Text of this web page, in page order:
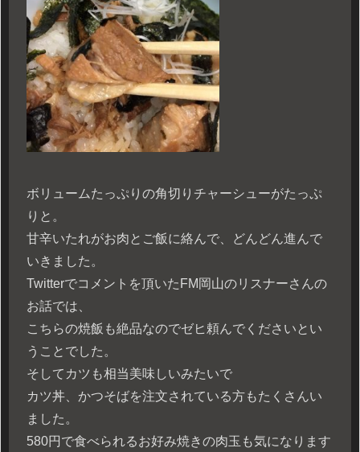
ボリュームたっぷりの角切りチャーシューがたっぷ
りと。
甘辛いたれがお肉とご飯に絡んで、どんどん進んで
いきました。
Twitterでコメントを頂いたFM岡山のリスナーさんの
お話では、
こちらの焼飯も絶品なのでゼヒ頼んでくださいとい
うことでした。
そしてカツも相当美味しいみたいで
カツ丼、かつそばを注文されている方もたくさんい
ました。
580円で食べられるお好み焼きの肉玉も気になります